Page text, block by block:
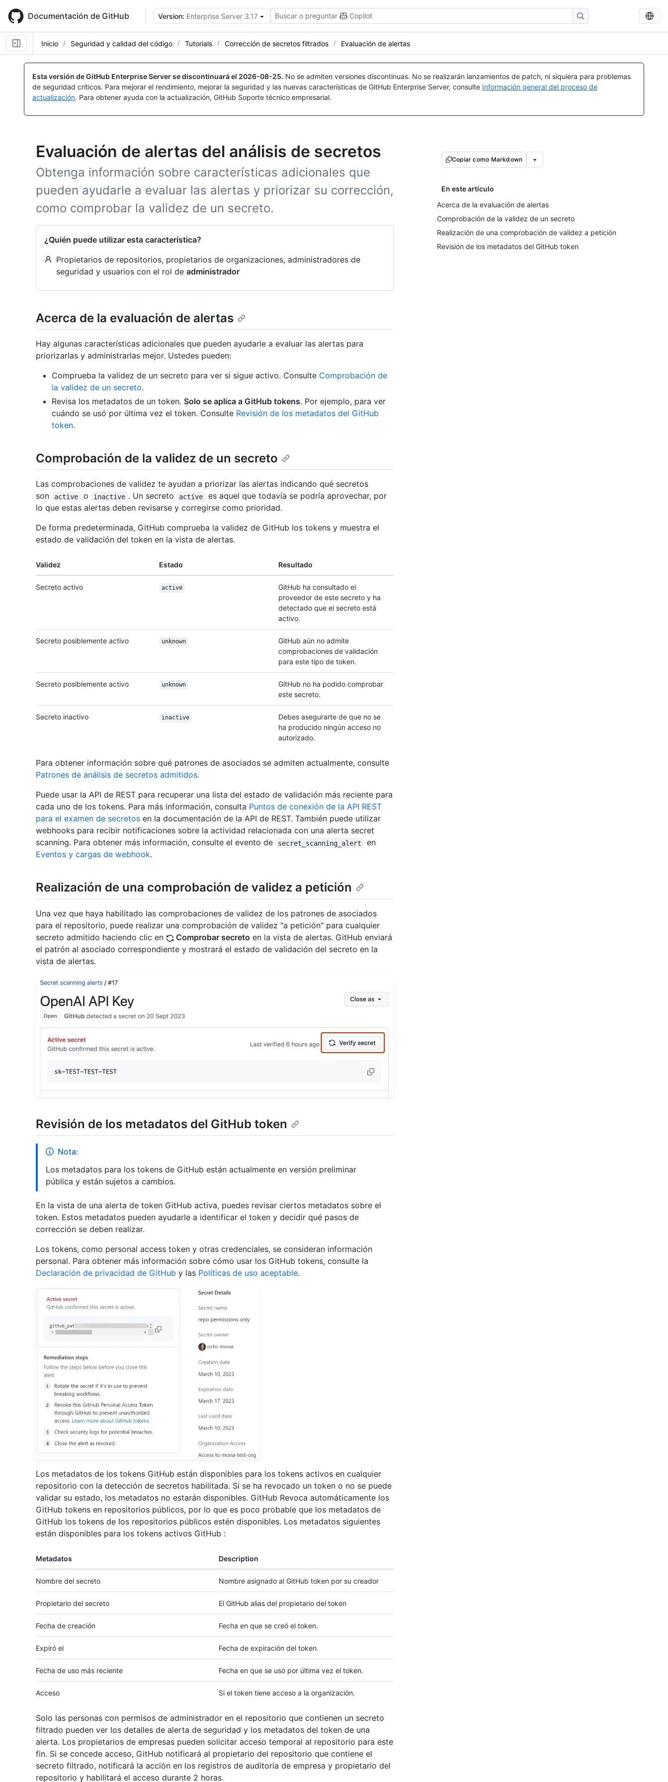
main
content
Documentación de GitHub Version: Enterprise Server 3.17 Buscar o preguntar Copilot
Inicio Seguridad y calidad del código Tutorials Corrección de secretos filtrados Evaluación de alertas
Esta versión de GitHub Enterprise Server se discontinuará el 2026-08-25. No se admiten versiones discontinuas. No se realizarán lanzamientos de patch, ni siquiera para problemas
de seguridad críticos. Para mejorar el rendimiento, mejorar la seguridad y las nuevas características de GitHub Enterprise Server, consulte Información general del proceso de
actualización. Para obtener ayuda con la actualización, GitHub Soporte técnico empresarial.
Evaluación de alertas del análisis de secretos
Obtenga información sobre características adicionales que
pueden ayudarle a evaluar las alertas y priorizar su corrección,
como comprobar la validez de un secreto.
¿Quién puede utilizar esta característica?
Propietarios de repositorios, propietarios de organizaciones, administradores de
seguridad y usuarios con el rol de administrador
Copiar como Markdown
En este artículo
Acerca de la evaluación de alertas
Comprobación de la validez de un secreto
Realización de una comprobación de validez a petición
Revisión de los metadatos del GitHub token
Acerca de la evaluación de alertas
Hay algunas características adicionales que pueden ayudarle a evaluar las alertas para
priorizarlas y administrarlas mejor. Ustedes pueden:
Comprueba la validez de un secreto para ver si sigue activo. Consulte Comprobación de
la validez de un secreto.
Revisa los metadatos de un token. Solo se aplica a GitHub tokens. Por ejemplo, para ver
cuándo se usó por última vez el token. Consulte Revisión de los metadatos del GitHub
token.
Comprobación de la validez de un secreto
Las comprobaciones de validez te ayudan a priorizar las alertas indicando qué secretos
son
active o inactive . Un secreto active
es aquel que todavía se podría aprovechar, por
lo que estas alertas deben revisarse y corregirse como prioridad.
De forma predeterminada, GitHub comprueba la validez de GitHub los tokens y muestra el
estado de validación del token en la vista de alertas.
Validez Estado Resultado
Secreto activo active
GitHub ha consultado el
proveedor de este secreto y ha
detectado que el secreto está
activo.
Secreto posiblemente activo unknown
GitHub aún no admite
comprobaciones de validación
para este tipo de token.
Secreto posiblemente activo unknown
GitHub no ha podido comprobar
este secreto.
Secreto inactivo inactive
Debes asegurarte de que no se
ha producido ningún acceso no
autorizado.
Para obtener información sobre qué patrones de asociados se admiten actualmente, consulte
Patrones de análisis de secretos admitidos.
Puede usar la API de REST para recuperar una lista del estado de validación más reciente para
cada uno de los tokens. Para más información, consulta Puntos de conexión de la API REST
para el examen de secretos en la documentación de la API de REST. También puede utilizar
webhooks para recibir notificaciones sobre la actividad relacionada con una alerta secret
scanning. Para obtener más información, consulte el evento de
secret_scanning_alert
en
Eventos y cargas de webhook.
Realización de una comprobación de validez a petición
Una vez que haya habilitado las comprobaciones de validez de los patrones de asociados
para el repositorio, puede realizar una comprobación de validez "a petición" para cualquier
secreto admitido haciendo clic en
Comprobar secreto en la vista de alertas. GitHub enviará
el patrón al asociado correspondiente y mostrará el estado de validación del secreto en la
vista de alertas.
Revisión de los metadatos del GitHub token
Nota:
Los metadatos para los tokens de GitHub están actualmente en versión preliminar
pública y están sujetos a cambios.
En la vista de una alerta de token GitHub activa, puedes revisar ciertos metadatos sobre el
token. Estos metadatos pueden ayudarle a identificar el token y decidir qué pasos de
corrección se deben realizar.
Los tokens, como personal access token y otras credenciales, se consideran información
personal. Para obtener más información sobre cómo usar los GitHub tokens, consulte la
Declaración de privacidad de GitHub y las Políticas de uso aceptable.
Los metadatos de los tokens GitHub están disponibles para los tokens activos en cualquier
repositorio con la detección de secretos habilitada. Si se ha revocado un token o no se puede
validar su estado, los metadatos no estarán disponibles. GitHub Revoca automáticamente los
GitHub tokens en repositorios públicos, por lo que es poco probable que los metadatos de
GitHub los tokens de los repositorios públicos estén disponibles. Los metadatos siguientes
están disponibles para los tokens activos GitHub :
Metadatos Description
Nombre del secreto Nombre asignado al GitHub token por su creador
Propietario del secreto El GitHub alias del propietario del token
Fecha de creación Fecha en que se creó el token.
Expiró el Fecha de expiración del token.
Fecha de uso más reciente Fecha en que se usó por última vez el token.
Acceso Si el token tiene acceso a la organización.
Solo las personas con permisos de administrador en el repositorio que contienen un secreto
filtrado pueden ver los detalles de alerta de seguridad y los metadatos del token de una
alerta. Los propietarios de empresas pueden solicitar acceso temporal al repositorio para este
fin. Si se concede acceso, GitHub notificará al propietario del repositorio que contiene el
secreto filtrado, notificará la acción en los registros de auditoría de empresa y propietario del
repositorio y habilitará el acceso durante 2 horas.